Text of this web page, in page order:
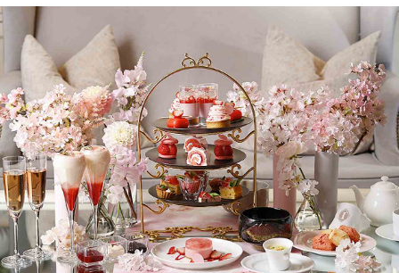
ママとパパに贈る「ジェンダーレ
ス学」
人気の40代髪型・ヘ
タログ